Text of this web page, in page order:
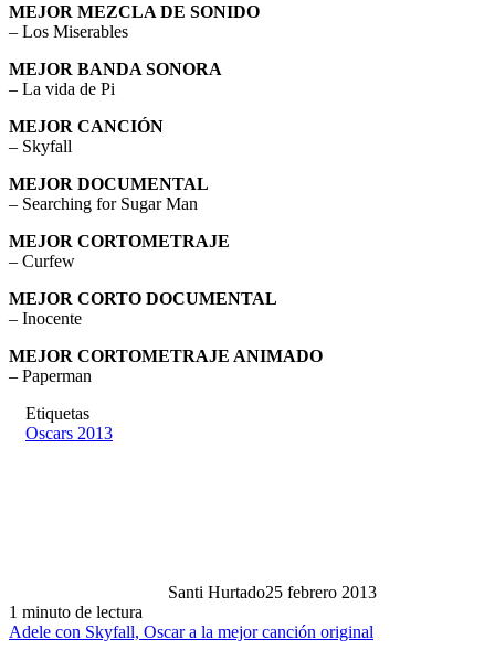
MEJOR MEZCLA DE SONIDO
– Los Miserables
MEJOR BANDA SONORA
– La vida de Pi
MEJOR CANCIÓN
– Skyfall
MEJOR DOCUMENTAL
– Searching for Sugar Man
MEJOR CORTOMETRAJE
– Curfew
MEJOR CORTO DOCUMENTAL
– Inocente
MEJOR CORTOMETRAJE ANIMADO
– Paperman
Etiquetas
Oscars 2013
Santi Hurtado25 febrero 2013
1 minuto de lectura
Adele con Skyfall, Oscar a la mejor canción original